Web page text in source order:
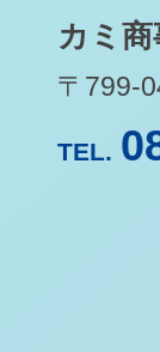
カミ
〒799-
TEL.